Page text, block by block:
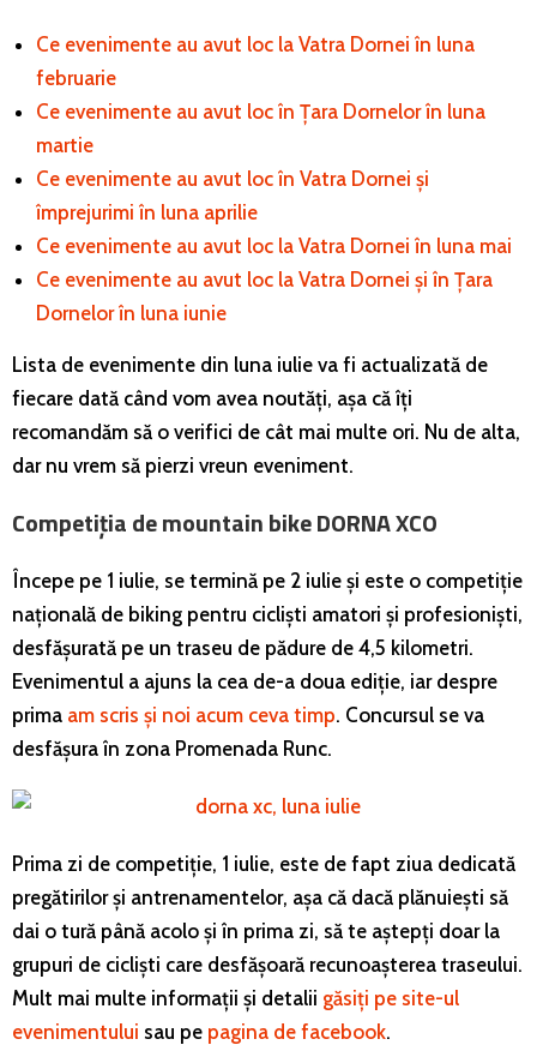
Ce evenimente au avut loc la Vatra Dornei în luna
februarie
Ce evenimente au avut loc în Țara Dornelor în luna
martie
Ce evenimente au avut loc în Vatra Dornei și
împrejurimi în luna aprilie
Ce evenimente au avut loc la Vatra Dornei în luna mai
Ce evenimente au avut loc la Vatra Dornei și în Țara
Dornelor în luna iunie
Lista de evenimente din luna iulie va fi actualizată de
fiecare dată când vom avea noutăți, așa că îți
recomandăm să o verifici de cât mai multe ori. Nu de alta,
dar nu vrem să pierzi vreun eveniment.
Competiția de mountain bike DORNA XCO
Începe pe 1 iulie, se termină pe 2 iulie și este o competiție
națională de biking pentru cicliști amatori și profesioniști,
desfășurată pe un traseu de pădure de 4,5 kilometri.
Evenimentul a ajuns la cea de-a doua ediție, iar despre
prima am scris și noi acum ceva timp. Concursul se va
desfășura în zona Promenada Runc.
Prima zi de competiție, 1 iulie, este de fapt ziua dedicată
pregătirilor și antrenamentelor, așa că dacă plănuiești să
dai o tură până acolo și în prima zi, să te aștepți doar la
grupuri de cicliști care desfășoară recunoașterea traseului.
Mult mai multe informații și detalii găsiți pe site-ul
evenimentului sau pe pagina de facebook.